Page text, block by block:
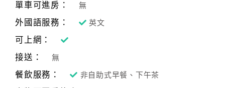
單車可進房： 無
外國語服務： 英文
可上網：
接送：
無
餐飲服務： 非自助式早餐、下午茶